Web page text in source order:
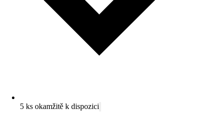
5 ks okamžitě k dispozici